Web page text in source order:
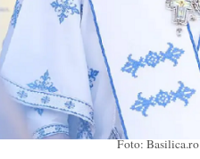
Foto: Basilica.ro